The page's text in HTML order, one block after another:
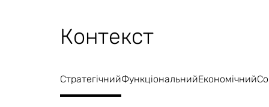
березня 2017 року
процесу у
Контекст
СтратегічнийФункціональнийЕкономічний